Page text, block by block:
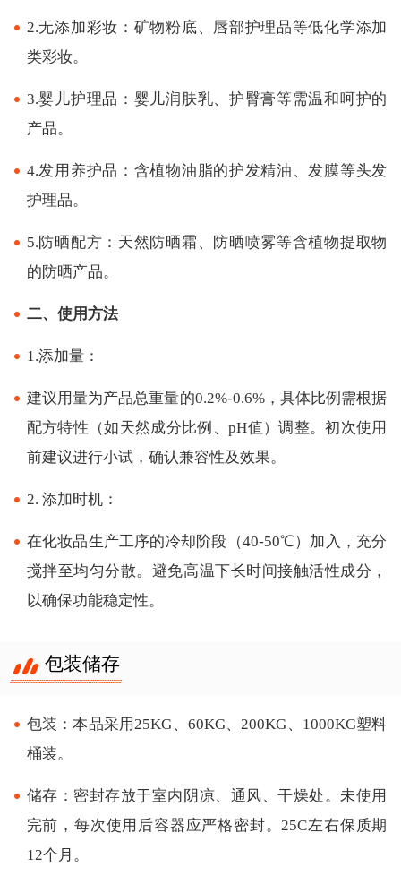
2.无添加彩妆：矿物粉底、唇部护理品等低化学添加
类彩妆。
3.婴儿护理品：婴儿润肤乳、护臀膏等需温和呵护的
产品。
4.发用养护品：含植物油脂的护发精油、发膜等头发
护理品。
5.防晒配方：天然防晒霜、防晒喷雾等含植物提取物
的防晒产品。
二、使用方法
1.添加量：
建议用量为产品总重量的0.2%-0.6%，具体比例需根据
配方特性（如天然成分比例、pH值）调整。初次使用
前建议进行小试，确认兼容性及效果。
2. 添加时机：
在化妆品生产工序的冷却阶段（40-50℃）加入，充分
搅拌至均匀分散。避免高温下长时间接触活性成分，
以确保功能稳定性。
包装储存
包装：本品采用25KG、60KG、200KG、1000KG塑料
桶装。
储存：密封存放于室内阴凉、通风、干燥处。未使用
完前，每次使用后容器应严格密封。25C左右保质期
12个月。